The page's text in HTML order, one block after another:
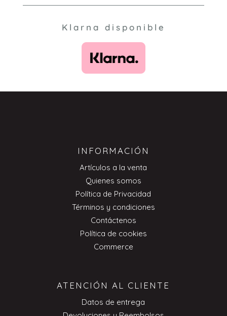
Klarna disponible
INFORMACIÓN
Artículos a la venta
Quienes somos
Política de Privacidad
Términos y condiciones
Contáctenos
Política de cookies
Commerce
ATENCIÓN AL CLIENTE
Datos de entrega